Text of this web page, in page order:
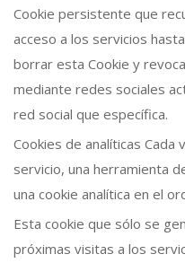
Cookie persistente que
acceso a los servicios
borrar esta Cookie y
mediante redes sociales
red social que específica.
Cookies de analíticas Cada
servicio, una herramienta
una cookie analítica en el
Esta cookie que sólo se
próximas visitas a los